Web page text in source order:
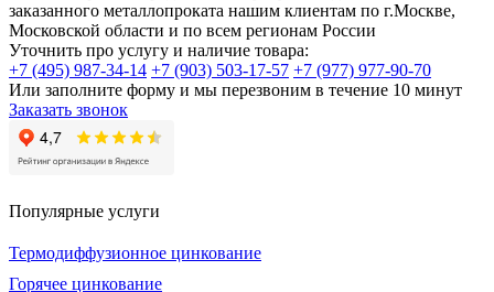
заказанного металлопроката нашим клиентам по г.Москве,
Московской области и по всем регионам России
Уточнить про услугу и наличие товара:
+7 (495) 987-34-14 +7 (903) 503-17-57 +7 (977) 977-90-70
Или заполните форму и мы перезвоним в течение 10 минут
Заказать звонок
Популярные услуги
Термодиффузионное цинкование
Горячее цинкование